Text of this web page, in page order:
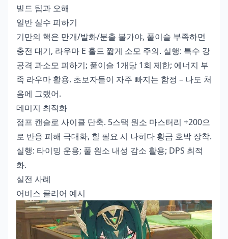
빌드 팁과 오해
일반 실수 피하기
기만의 핵은 만개/발화/분출 불가야, 풀이슬 부족하면
충전 대기, 라우마 E 홀드 짧게 소모 주의. 실행: 특수 강
공격 과소모 피하기; 풀이슬 1개당 1회 제한; 에너지 부
족 라우마 활용. 초보자들이 자주 빠지는 함정 – 나도 처
음에 그랬어.
데미지 최적화
점프 캔슬로 사이클 단축. 5스택 원소 마스터리 +200으
로 반응 피해 극대화, 힐 필요 시 나히다 황금 호박 장착.
실행: 타이밍 운용; 풀 원소 내성 감소 활용; DPS 최적
화.
실전 사례
어비스 클리어 예시